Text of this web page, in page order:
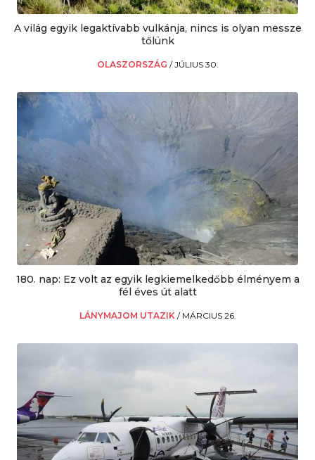
A világ egyik legaktívabb vulkánja, nincs is olyan messze
tőlünk
OLASZORSZÁG /JÚLIUS 30.
180. nap: Ez volt az egyik legkiemelkedőbb élményem a
fél éves út alatt
LÁNYMAJOM UTAZIK / MÁRCIUS 26.